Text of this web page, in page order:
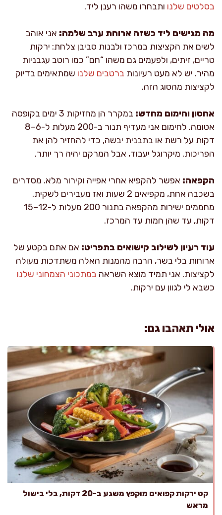
בסלטים שלנו ותבחרו משהו רענן ליד.
מה מגישים ליד כשזה ארוחת ערב שלמה: אני אוהב
לשים את הקציצות במרכז ולבנות סביבן צלחת: ירקות
טריים, זיתים, ולפעמים גם משהו “חם” כמו רוטב עגבניות
מהיר. יש לא מעט רעיונות ברטבים שלנו שמתאימים בדיוק
לקציצות מהסוג הזה.
אחסון וחימום מחדש:
במקרר הן מחזיקות 3 ימים בקופסה
אטומה. לחימום אני מעדיף תנור ב-200 מעלות ל-6–8
דקות על רשת או בתבנית יבשה, כדי להחזיר להן את
הפריכות. מיקרוגל יעבוד, אבל המרקם יהיה רך יותר.
הקפאה: אפשר להקפיא אחרי אפייה וקירור מלא. מסדרים
בשכבה אחת, מקפיאים 2 שעות ואז מעבירים לשקית.
מחממים ישירות מהקפאה בתנור 200 מעלות ל-12–15
דקות, עד שהן חמות עד המרכז.
עוד רעיון לשילוב קישואים בתפריט: אם אתם בקטע של
ארוחות בלי בשר, הרבה מהמנות האלה משתדכות מעולה
לקציצות. אני תמיד מוצא השראה במתכוני הצמחוני שלנו
כשבא לי לגוון עם ירקות.
אולי תאהבו גם:
קט ירקות קפואים מוקפץ משגע ב-20 דקות, בלי בישול
מראש